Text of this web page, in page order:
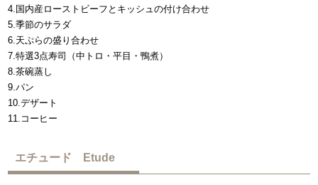
4.国内産ローストビーフとキッシュの付け合わせ
5.季節のサラダ
6.天ぷらの盛り合わせ
7.特選3点寿司（中トロ・平目・鴨煮）
8.茶碗蒸し
9.パン
10.デザート
11.コーヒー
エチュード Etude